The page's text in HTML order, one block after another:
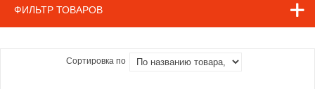
ФИЛЬТР ТОВАРОВ
Сортировка по